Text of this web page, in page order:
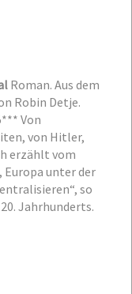
Roman. Aus dem
Robin Detje.
Von
von Hitler,
erzählt vom
Europa unter der
so
Jahrhunderts.